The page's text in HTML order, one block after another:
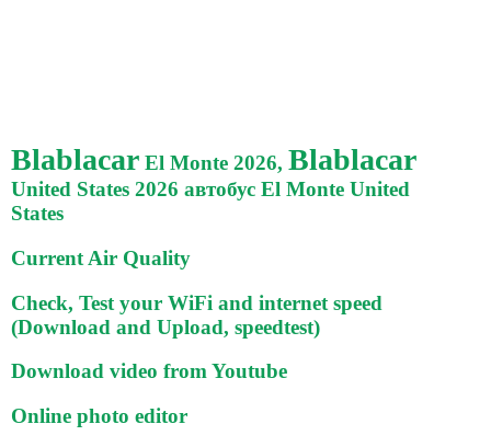
Blablacar El Monte 2026, Blablacar
United States 2026 автобус El Monte United
States
Current Air Quality
Check, Test your WiFi and internet speed
(Download and Upload, speedtest)
Download video from Youtube
Online photo editor